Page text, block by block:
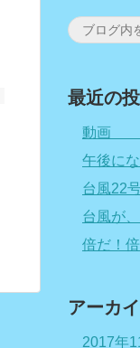
最近の
動画
午後に
台風22
台風が
倍だ！倍
アーカ
2017年